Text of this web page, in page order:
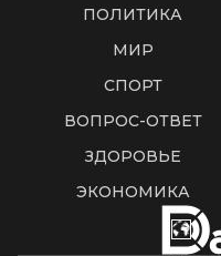
ПОЛИТИКА
МИР
СПОРТ
ВОПРОС-ОТВЕТ
ЗДОРОВЬЕ
ЭКОНОМИКА